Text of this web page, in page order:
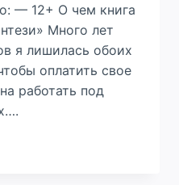
— 12+ О чем книга
Много лет
я лишилась обоих
оплатить свое
работать под